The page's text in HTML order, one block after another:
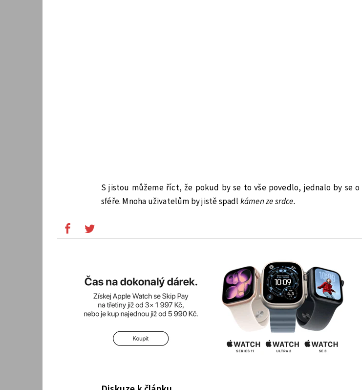
S jistou můžeme říct, že pokud by se to vše povedlo, jednalo by se o
sféře. Mnoha uživatelům by jistě spadl kámen ze srdce.